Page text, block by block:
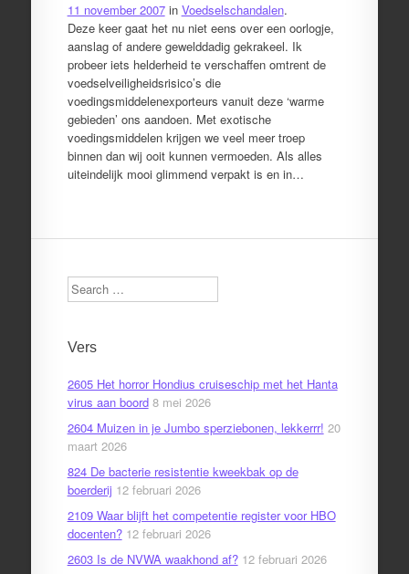
11 november 2007in Voedselschandalen.
Deze keer gaat het nu niet eens over een oorlogje,
aanslag of andere gewelddadig gekrakeel. Ik
probeer iets helderheid te verschaffen omtrent de
voedselveiligheidsrisico’s die
voedingsmiddelenexporteurs vanuit deze ‘warme
gebieden’ ons aandoen. Met exotische
voedingsmiddelen krijgen we veel meer troep
binnen dan wij ooit kunnen vermoeden. Als alles
uiteindelijk mooi glimmend verpakt is en in…
Search
Vers
2605 Het horror Hondius cruiseschip met het Hanta
virus aan boord 8 mei 2026
2604 Muizen in je Jumbo sperziebonen, lekkerrr! 20
maart 2026
824 De bacterie resistentie kweekbak op de
boerderij 12 februari 2026
2109 Waar blijft het competentie register voor HBO
docenten? 12 februari 2026
2603 Is de NVWA waakhond af? 12 februari 2026